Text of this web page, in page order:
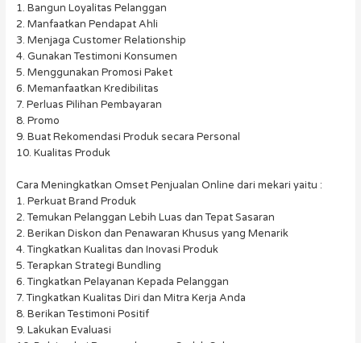
1. Bangun Loyalitas Pelanggan
2. Manfaatkan Pendapat Ahli
3. Menjaga Customer Relationship
4. Gunakan Testimoni Konsumen
5. Menggunakan Promosi Paket
6. Memanfaatkan Kredibilitas
7. Perluas Pilihan Pembayaran
8. Promo
9. Buat Rekomendasi Produk secara Personal
10. Kualitas Produk
Cara Meningkatkan Omset Penjualan Online dari mekari yaitu :
1. Perkuat Brand Produk
2. Temukan Pelanggan Lebih Luas dan Tepat Sasaran
2. Berikan Diskon dan Penawaran Khusus yang Menarik
4. Tingkatkan Kualitas dan Inovasi Produk
5. Terapkan Strategi Bundling
6. Tingkatkan Pelayanan Kepada Pelanggan
7. Tingkatkan Kualitas Diri dan Mitra Kerja Anda
8. Berikan Testimoni Positif
9. Lakukan Evaluasi